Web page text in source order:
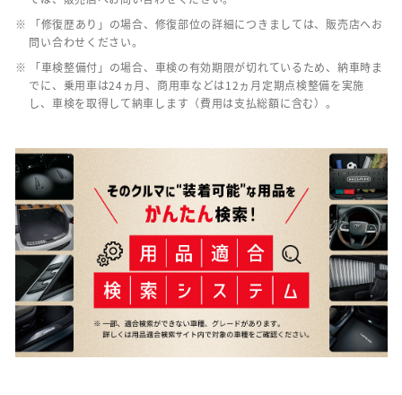
※ 「修復歴あり」の場合、修復部位の詳細につきましては、販売店へお
問い合わせください。
※ 「車検整備付」の場合、車検の有効期限が切れているため、納車時ま
でに、乗用車は24ヵ月、商用車などは12ヵ月定期点検整備を実施
し、車検を取得して納車します（費用は支払総額に含む）。